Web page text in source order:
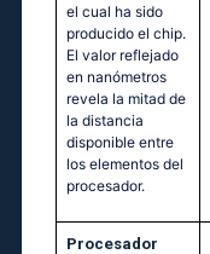
el cual ha sido
producido el chip.
El valor reflejado
en nanómetros
revela la mitad de
la distancia
disponible entre
los elementos del
procesador.
Procesador